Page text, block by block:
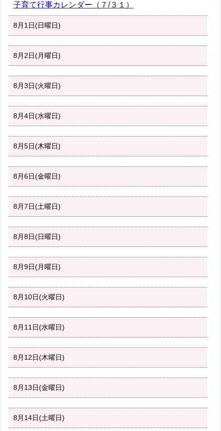
子育て行事カレンダー（７/３１）
8月1日(日曜日)
8月2日(月曜日)
8月3日(火曜日)
8月4日(水曜日)
8月5日(木曜日)
8月6日(金曜日)
8月7日(土曜日)
8月8日(日曜日)
8月9日(月曜日)
8月10日(火曜日)
8月11日(水曜日)
8月12日(木曜日)
8月13日(金曜日)
8月14日(土曜日)